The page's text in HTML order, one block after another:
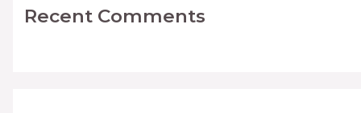
Recent Comments